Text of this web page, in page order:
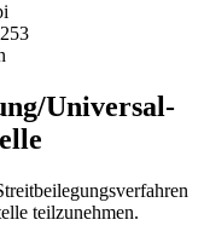
Universal­
teilzunehmen.